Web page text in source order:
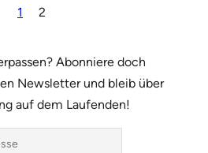
1
2
Abonniere doch
Newsletter und bleib über
auf dem Laufenden!